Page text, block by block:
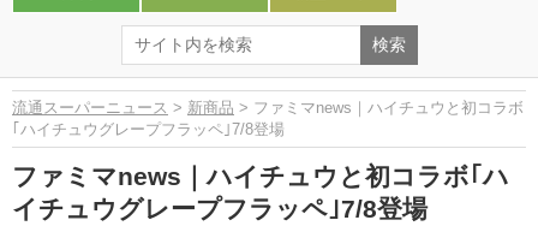
流通スーパーニュース > 新商品 > ファミマnews｜ハイチュウと初コラボ
｢ハイチュウグレープフラッペ｣7/8登場
ファミマnews｜ハイチュウと初コラボ｢ハ
イチュウグレープフラッペ｣7/8登場